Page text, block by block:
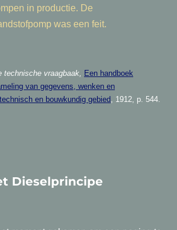
in productie. De
was een feit.
technische vraagbaak
Een handboek
van gegevens, wenken en
en bouwkundig gebied , 1912, p. 544.
Dieselprincipe